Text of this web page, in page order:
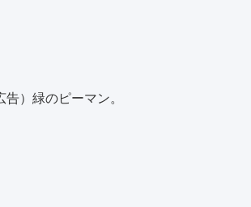
）緑のピーマン。